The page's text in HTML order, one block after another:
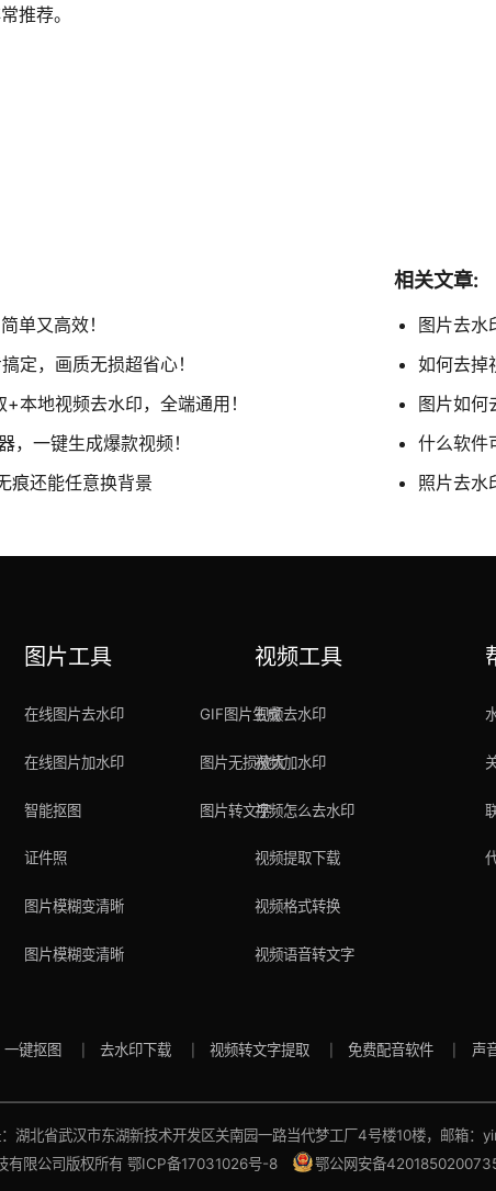
推荐。
单又高效！
定，画质无损超省心！
本地视频去水印，全端通用！
一键生成爆款视频！
痕还能任意换背景
相关文章:
图片去水
如何去掉
图片如何
什么软件
照片去水
图片工具
在线图片去水印
在线图片加水印
智能抠图
证件照
图片模糊变清晰
图片模糊变清晰
GIF图片生成
图片无损放大
图片转文字
视频工具
视频去水印
视频加水印
视频怎么去水印
视频提取下载
视频格式转换
视频语音转文字
一键抠图 去水印下载 视频转文字提取 免费配音软件 声
湖北省武汉市东湖新技术开发区关南园一路当代梦工厂4号楼10楼，邮箱
限公司版权所有 鄂ICP备17031026号-8 鄂公网安备